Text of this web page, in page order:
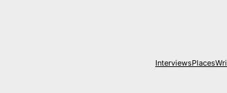
InterviewsPlaces